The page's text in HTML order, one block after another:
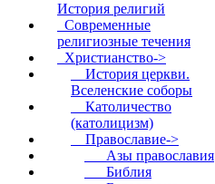
История религий
Современные
религиозные течения
Христианство->
История церкви.
Вселенские соборы
Католичество
(католицизм)
Православие->
Азы православия
Библия